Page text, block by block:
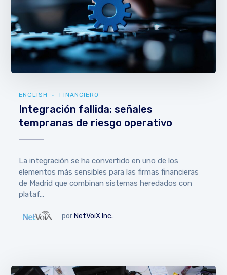
ENGLISH FINANCIERO
Integración fallida: señales
tempranas de riesgo operativo
La integración se ha convertido en uno de los
elementos más sensibles para las firmas financieras
de Madrid que combinan sistemas heredados con
plataf...
por NetVoiX Inc.